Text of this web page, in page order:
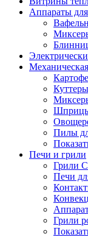
Аппараты
Куттеры
Пилы
Печи и грили
Грили
Печи
Грили